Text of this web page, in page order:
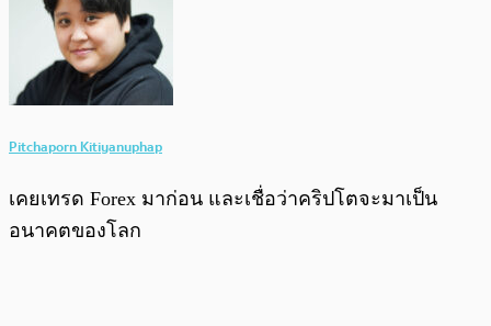
Pitchaporn Kitiyanuphap
เคยเทรด Forex มาก่อน และเชื่อว่าคริปโตจะมาเป็น
อนาคตของโลก